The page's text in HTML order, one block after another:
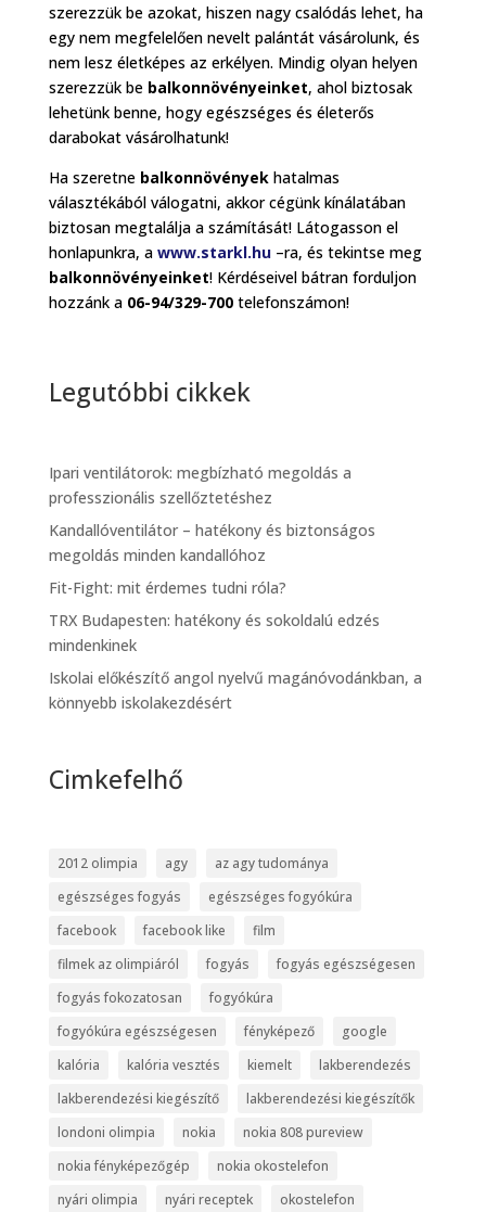
szerezzük be azokat, hiszen nagy csalódás lehet, ha
egy nem megfelelően nevelt palántát vásárolunk, és
nem lesz életképes az erkélyen. Mindig olyan helyen
szerezzük be balkonnövényeinket, ahol biztosak
lehetünk benne, hogy egészséges és életerős
darabokat vásárolhatunk!
Ha szeretne balkonnövényekhatalmas
választékából válogatni, akkor cégünk kínálatában
biztosan megtalálja a számítását! Látogasson el
honlapunkra, a www.starkl.hu–ra, és tekintse meg
balkonnövényeinket! Kérdéseivel bátran forduljon
hozzánk a 06-94/329-700telefonszámon!
Legutóbbi cikkek
Ipari ventilátorok: megbízható megoldás a
professzionális szellőztetéshez
Kandallóventilátor – hatékony és biztonságos
megoldás minden kandallóhoz
Fit-Fight: mit érdemes tudni róla?
TRX Budapesten: hatékony és sokoldalú edzés
mindenkinek
Iskolai előkészítő angol nyelvű magánóvodánkban, a
könnyebb iskolakezdésért
Cimkefelhő
2012 olimpia agy
az agy tudománya
egészséges fogyás
egészséges fogyókúra
facebook
facebook like
film
filmek az olimpiáról
fogyás
fogyás egészségesen
fogyás fokozatosan
fogyókúra
fogyókúra egészségesen
fényképező
google
kalória
kalória vesztés kiemelt
lakberendezés
lakberendezési kiegészítő
lakberendezési kiegészítők
londoni olimpia
nokia
nokia 808 pureview
nokia fényképezőgép
nokia okostelefon
nyári olimpia
nyári receptek okostelefon